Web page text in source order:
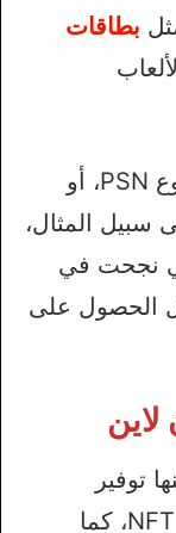
بطاقات
كما يمكن بيع بعض البطاقات من نوع PSN، أو
سبيل المثال،
نجحت في
الحصول على
لاين
توفير
الأموال لك، ومن أشهرها ألعاب الـ NFT، كما